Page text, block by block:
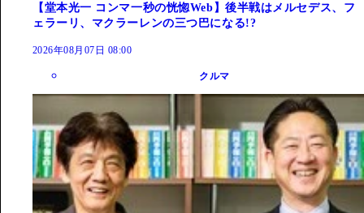
【堂本光一 コンマ一秒の恍惚Web】後半戦はメルセデス、フ
ェラーリ、マクラーレンの三つ巴になる!?
2026年08月07日 08:00
クルマ